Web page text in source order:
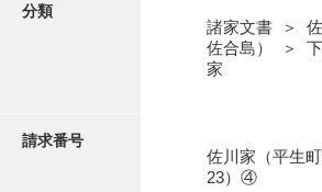
写真・絵はがき
分類
諸家文書 ＞
佐合島） ＞
家
請求番号
佐川家（平生
23）④